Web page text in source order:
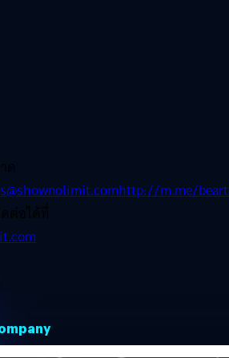
ด
http://m.me/
ต่อได้ที่